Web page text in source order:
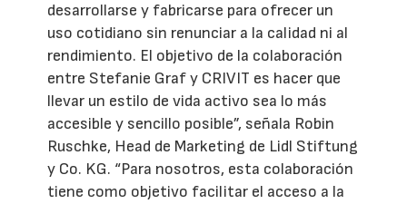
desarrollarse y fabricarse para ofrecer un
uso cotidiano sin renunciar a la calidad ni al
rendimiento. El objetivo de la colaboración
entre Stefanie Graf y CRIVIT es hacer que
llevar un estilo de vida activo sea lo más
accesible y sencillo posible”, señala Robin
Ruschke, Head de Marketing de Lidl Stiftung
y Co. KG. “Para nosotros, esta colaboración
tiene como objetivo facilitar el acceso a la